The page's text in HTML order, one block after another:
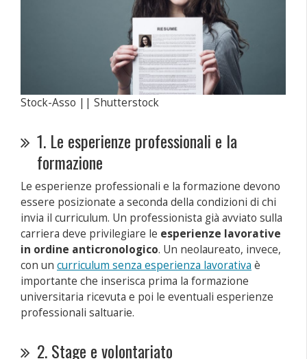
Stock-Asso || Shutterstock
1. Le esperienze professionali e la
formazione
Le esperienze professionali e la formazione devono
essere posizionate a seconda della condizioni di chi
invia il curriculum. Un professionista già avviato sulla
carriera deve privilegiare le esperienze lavorative
in ordine anticronologico. Un neolaureato, invece,
con un curriculum senza esperienza lavorativa è
importante che inserisca prima la formazione
universitaria ricevuta e poi le eventuali esperienze
professionali saltuarie.
2. Stage e volontariato